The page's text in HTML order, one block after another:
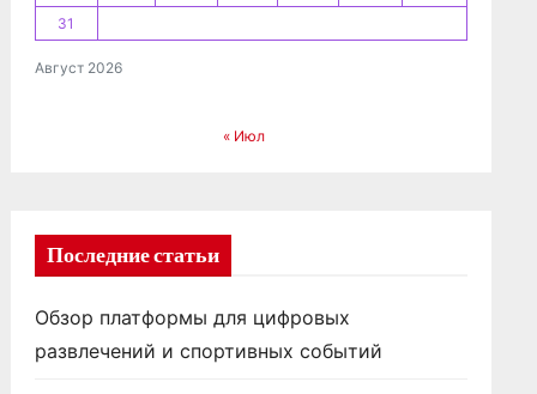
Август 2026
31
« Июл
Последние статьи
Обзор платформы для цифровых
развлечений и спортивных событий